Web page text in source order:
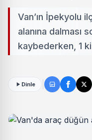
Van’ın İpekyolu
alanına dalması
kaybederken, 1
Dinle